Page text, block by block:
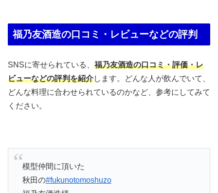
福乃友酒造の口コミ・レビューなどの評判
SNSに寄せられている、 福乃友酒造の口コミ・評価・レ
ビューなどの評判を紹介します。どんな人が飲んでいて、
どんな料理に合わせられているのかなど、参考にしてみて
ください。
模型仲間に頂いた
秋田の#fukunotomoshuzo